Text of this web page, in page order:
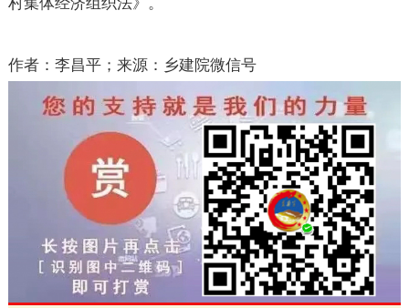
作者：李昌平；来源：乡建院微信号